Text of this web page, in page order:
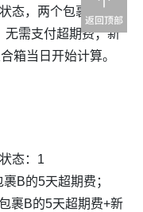
态，两个包裹均未超
无需支付超期费；新
箱当日开始计算。
态：1
B的5天超期费；
裹B的5天超期费+新